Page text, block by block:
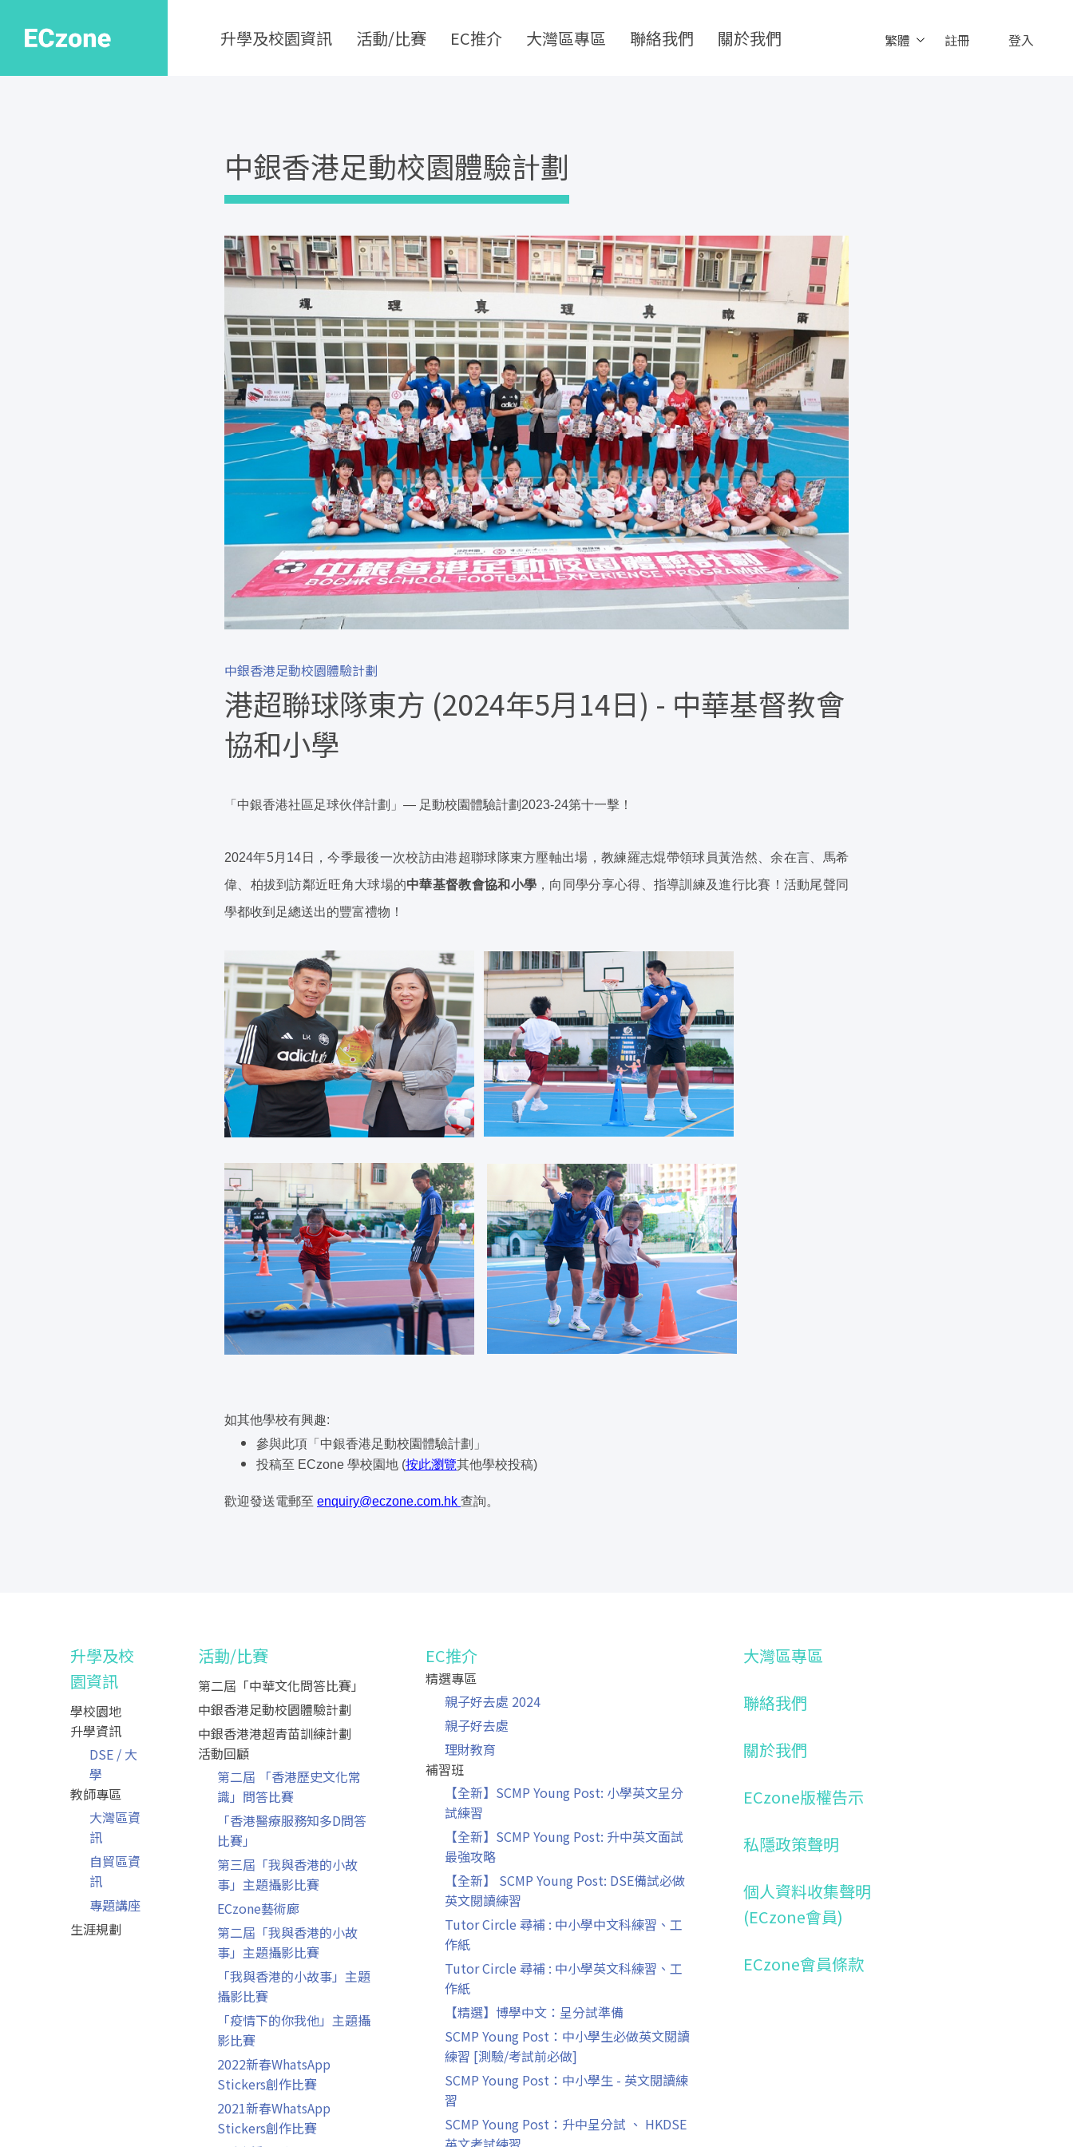
升學及校園資訊 活動/比賽 EC推介 大灣區專區 聯絡我們 關於我們 繁體 註冊 登入
中銀香港足動校園體驗計劃
中銀香港足動校園體驗計劃
港超聯球隊東方 (2024年5月14日) - 中華基督教會
協和小學
「中銀香港社區足球伙伴計劃」— 足動校園體驗計劃2023-24第十一擊！
2024年5月14日，今季最後一次校訪由港超聯球隊東方壓軸出場，教練羅志焜帶領球員黃浩然、余在言、馬希
偉、柏拔到訪鄰近旺角大球場的中華基督教會協和小學 ，向同學分享心得、指導訓練及進行比賽！活動尾聲同
學都收到足總送出的豐富禮物！
如其他學校有興趣:
參與此項「中銀香港足動校園體驗計劃」
投稿至 ECzone 學校園地 (按此瀏覽其他學校投稿)
歡迎發送電郵至 enquiry@eczone.com.hk 查詢。
升學及校
園資訊
學校園地
升學資訊
DSE / 大
學
教師專區
大灣區資
訊
自貿區資
訊
專題講座
生涯規劃
活動/比賽
第二屆「中華文化問答比賽」
中銀香港足動校園體驗計劃
中銀香港港超青苗訓練計劃
活動回顧
第二屆 「香港歷史文化常
識」問答比賽
「香港醫療服務知多D問答
比賽」
第三屆「我與香港的小故
事」主題攝影比賽
ECzone藝術廊
第二屆「我與香港的小故
事」主題攝影比賽
「我與香港的小故事」主題
攝影比賽
「疫情下的你我他」主題攝
影比賽
2022新春WhatsApp
Stickers創作比賽
2021新春WhatsApp
Stickers創作比賽
EC推介
精選專區
親子好去處 2024
親子好去處
理財教育
補習班
【全新】SCMP Young Post: 小學英文呈分
試練習
【全新】SCMP Young Post: 升中英文面試
最強攻略
【全新】 SCMP Young Post: DSE備試必做
英文閱讀練習
Tutor Circle 尋補 : 中小學中文科練習、工
作紙
Tutor Circle 尋補 : 中小學英文科練習、工
作紙
【精選】博學中文：呈分試準備
SCMP Young Post：中小學生必做英文閱讀
練習 [測驗/考試前必做]
SCMP Young Post：中小學生 - 英文閱讀練
習
SCMP Young Post：升中呈分試 、 HKDSE
大灣區專區
聯絡我們
關於我們
ECzone版權告示
私隱政策聲明
個人資料收集聲明
(ECzone會員)
ECzone會員條款